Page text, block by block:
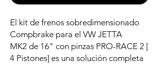
El kit de frenos sobredimensionado
Compbrake para el VW JETTA
MK2 de 16" con pinzas PRO-RACE 2 [
4 Pistones] es una solución completa